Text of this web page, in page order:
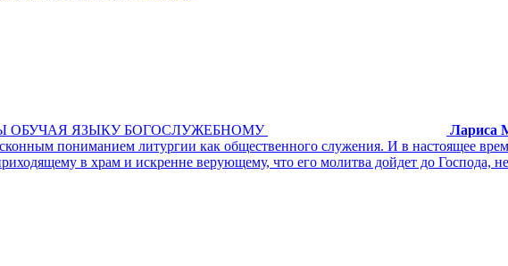
ОБУЧАЯ ЯЗЫКУ БОГОСЛУЖЕБНОМУ Лариса
пониманием литургии как общественного служения. И в настоящее
в храм и искренне верующему, что его молитва дойдет до Господа,